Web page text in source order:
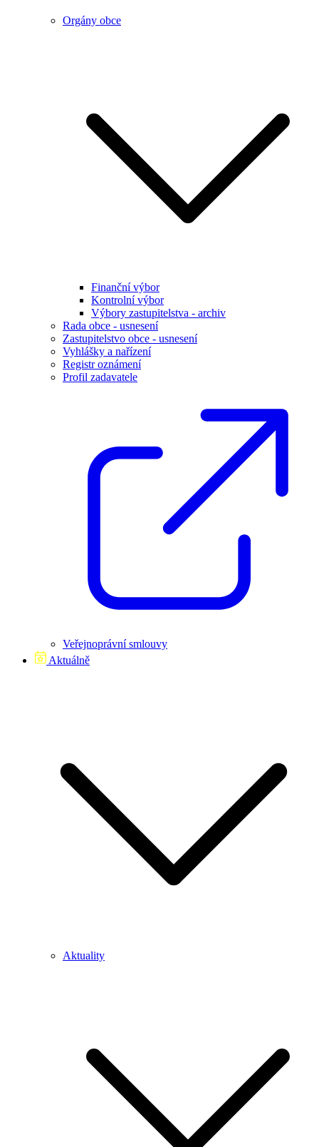
Orgány obce
Finanční výbor
Kontrolní výbor
Výbory zastupitelstva - archiv
Rada obce - usnesení
Zastupitelstvo obce - usnesení
Vyhlášky a nařízení
Registr oznámení
Profil zadavatele
Veřejnoprávní smlouvy
Aktuálně
Aktuality